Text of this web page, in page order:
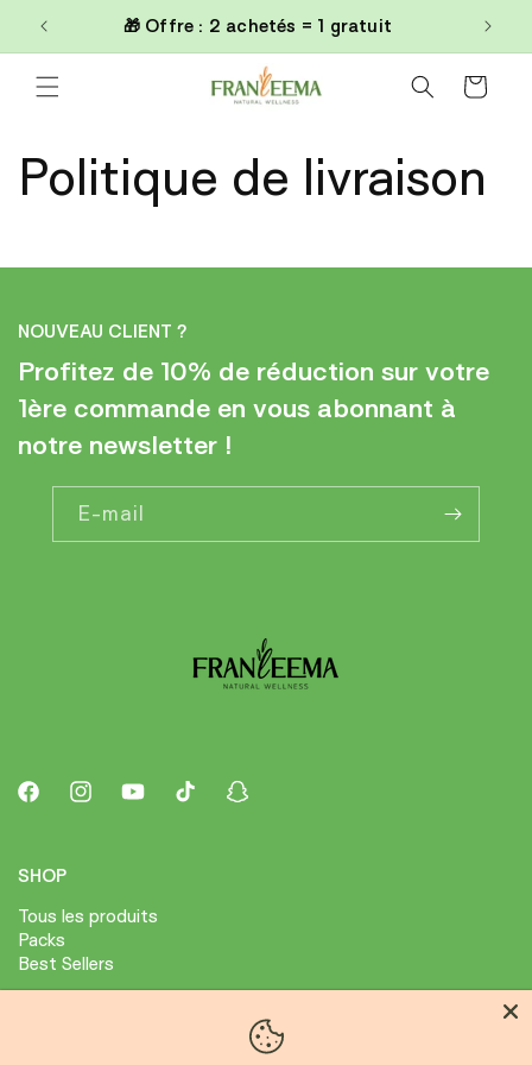
passer
au
🎁 Offre : 2 achetés = 1 gratuit
Panier
Politique de livraison
NOUVEAU CLIENT ?
Profitez de 10% de réduction sur votre
1ère commande en vous abonnant à
notre newsletter !
E-mail
FacebookInstagramYouTubeTikTok Snapchat
SHOP
Tous les produits
Packs
Best Sellers